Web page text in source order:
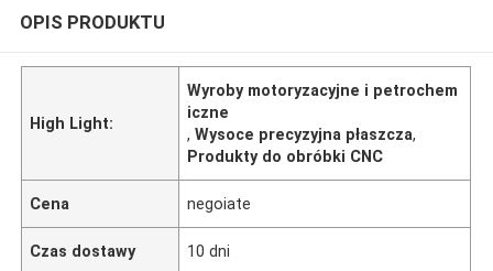
OPIS PRODUKTU
High Light:
Wyroby motoryzacyjne i petrochem
iczne
,Wysoce precyzyjna płaszcza,
Produkty do obróbki CNC
Cena negoiate
Czas dostawy 10 dni